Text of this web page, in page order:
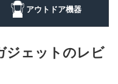
アウトドア機器
ジェットのレビ